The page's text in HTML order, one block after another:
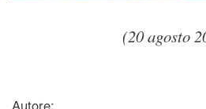
(20 agosto